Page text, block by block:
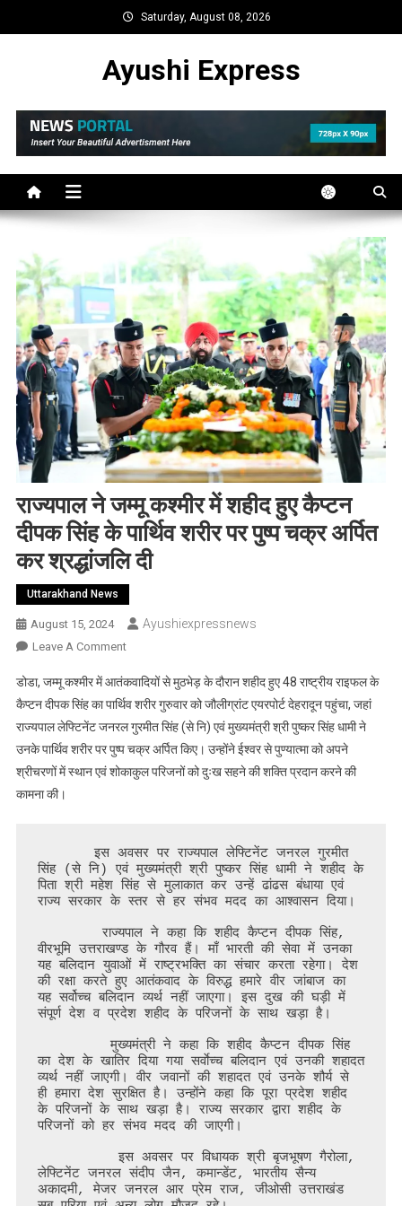
to
Saturday, August 08, 2026
Ayushi Express
राज्यपाल ने जम्मू कश्मीर में शहीद हुए कैप्टन
दीपक सिंह के पार्थिव शरीर पर पुष्प चक्र अर्पित
कर श्रद्धांजलि दी
Uttarakhand News
August 15, 2024 Ayushiexpressnews
Leave A CommentOn
ने
जम्मू
कश्मीर
में
शहीद
सिंह
के
पार्थिव
पर
पुष्प
चक्र
अर्पित
कर
श्रद्धांजलि
दी
डोडा, जम्मू कश्मीर में आतंकवादियों से मुठभेड़ के दौरान शहीद हुए 48 राष्ट्रीय राइफल के
कैप्टन दीपक सिंह का पार्थिव शरीर गुरुवार को जौलीग्रांट एयरपोर्ट देहरादून पहुंचा, जहां
राज्यपाल लेफ्टिनेंट जनरल गुरमीत सिंह (से नि) एवं मुख्यमंत्री श्री पुष्कर सिंह धामी ने
उनके पार्थिव शरीर पर पुष्प चक्र अर्पित किए। उन्होंने ईश्वर से पुण्यात्मा को अपने
श्रीचरणों में स्थान एवं शोकाकुल परिजनों को दुःख सहने की शक्ति प्रदान करने की
कामना की।
       इस अवसर पर राज्यपाल लेफ्टिनेंट जनरल गुरमीत
सिंह (से नि) एवं मुख्यमंत्री श्री पुष्कर सिंह धामी ने शहीद के
पिता श्री महेश सिंह से मुलाकात कर उन्हें ढांढस बंधाया एवं
राज्य सरकार के स्तर से हर संभव मदद का आश्वासन दिया।
        राज्यपाल ने कहा कि शहीद कैप्टन दीपक सिंह,
वीरभूमि उत्तराखण्ड के गौरव हैं। माँ भारती की सेवा में उनका
यह बलिदान युवाओं में राष्ट्रभक्ति का संचार करता रहेगा। देश
की रक्षा करते हुए आतंकवाद के विरुद्ध हमारे वीर जांबाज का
यह सर्वोच्च बलिदान व्यर्थ नहीं जाएगा। इस दुख की घड़ी में
संपूर्ण देश व प्रदेश शहीद के परिजनों के साथ खड़ा है।
         मुख्यमंत्री ने कहा कि शहीद कैप्टन दीपक सिंह
का देश के खातिर दिया गया सर्वाेच्च बलिदान एवं उनकी शहादत
व्यर्थ नहीं जाएगी। वीर जवानों की शहादत एवं उनके शौर्य से
ही हमारा देश सुरक्षित है। उन्होंने कहा कि पूरा प्रदेश शहीद
के परिजनों के साथ खड़ा है। राज्य सरकार द्वारा शहीद के
परिजनों को हर संभव मदद की जाएगी।
          इस अवसर पर विधायक श्री बृजभूषण गैरोला,
लेफ्टिनेंट जनरल संदीप जैन, कमान्डेंट, भारतीय सैन्य
अकादमी, मेजर जनरल आर प्रेम राज, जीओसी उत्तराखंड